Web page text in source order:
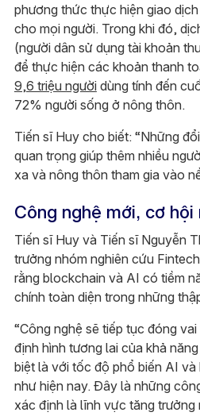
phương thức thực hiện giao
cho mọi người. Trong khi đó,
(người dân sử dụng tài khoản
để thực hiện các khoản thanh
9,6 triệu ngườidùng tính đến
72% người sống ở nông thôn.
Tiến sĩ Huy cho biết: “Những
quan trọng giúp thêm nhiều
xa và nông thôn tham gia vào
Công nghệ mới, cơ hội
Tiến sĩ Huy và Tiến sĩ Nguyễn
trưởng nhóm nghiên cứu
rằng blockchain và AI có tiềm
chính toàn diện trong những
“Công nghệ sẽ tiếp tục đóng
định hình tương lai của khả
biệt là với tốc độ phổ biến AI
như hiện nay. Đây là những
xác định là lĩnh vực tăng trưởng